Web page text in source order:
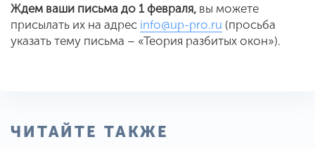
Ждем ваши письма до 1 февраля, вы можете
присылать их на адрес info@up-pro.ru (просьба
указать тему письма – «Теория разбитых окон»).
ЧИТАЙТЕ ТАКЖЕ